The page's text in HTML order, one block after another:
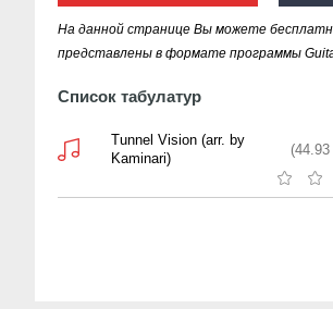
На данной странице Вы можете
представлены в формате программы
Список табулатур
Tunnel Vision (arr. by
Kaminari)